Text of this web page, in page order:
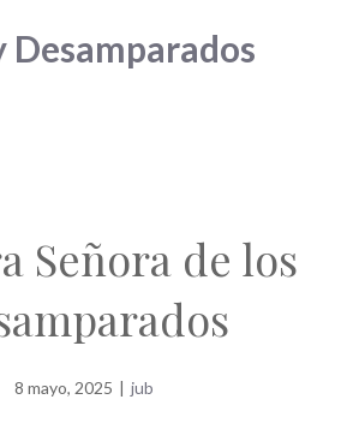
Desamparados
Señora de los
8 mayo, 2025 | jub